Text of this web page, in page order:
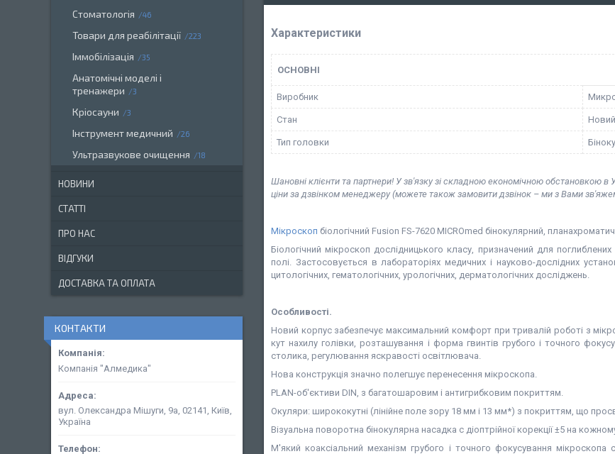
Характеристики
ОСНОВНІ
Виробник
Стан Новий
Тип головки
Шановні клієнти та партнери! У зв'язку зі складною економічною обстановкою в
ціни за дзвінком менеджеру (можете також замовити дзвінок – ми з Вами
Мікроскоп біологічний Fusion FS-7620 MICROmed бінокулярний,
Біологічний мікроскоп дослідницького класу, призначений для
полі. Застосовується в лабораторіях медичних і науково-дослідних
цитологічних, гематологічних, урологічних, дерматологічних досліджень.
Особливості.
Новий корпус забезпечує максимальний комфорт при тривалій роботі з
кут нахилу голівки, розташування і форма гвинтів грубого і точного
столика, регулювання яскравості освітлювача.
Нова конструкція значно полегшує перенесення мікроскопа.
PLAN-об'єктиви DIN, з багатошаровим і антигрибковим покриттям.
Окуляри: ширококутні (лінійне поле зору 18 мм і 13 мм*) з покриттям, що
Візуальна поворотна бінокулярна насадка c діоптрійної корекції ±5 на
М'який коаксіальний механізм грубого і точного фокусування мікроскопа
Стоматологія 46
Товари для реабілітації 223
Іммобілізація 35
Анатомічні моделі і
тренажери
3
Кріосауни 3
Інструмент медичний 26
Ультразвукове очищення 18
НОВИНИ
СТАТТІ
ПРО НАС
ВІДГУКИ
ДОСТАВКА ТА ОПЛАТА
КОНТАКТИ
Компанія "Алмедика"
вул. Олександра Мішуги, 9а, 02141, Київ,
Україна